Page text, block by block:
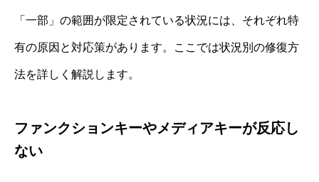
「一部」の範囲が限定されている状況には、それぞれ特
有の原因と対応策があります。ここでは状況別の修復方
法を詳しく解説します。
ファンクションキーやメディアキーが反応し
ない